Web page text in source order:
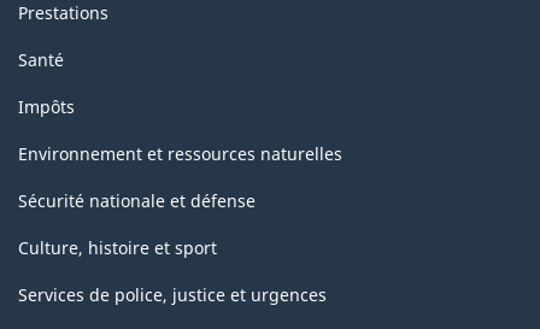
Prestations
Santé
Impôts
Environnement et ressources naturelles
Sécurité nationale et défense
Culture, histoire et sport
Services de police, justice et urgences